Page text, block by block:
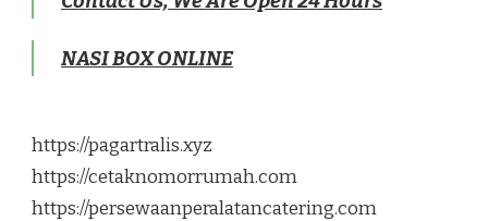
NASI BOX ONLINE
https://pagartralis.xyz
https://cetaknomorrumah.com
https://persewaanperalatancatering.com